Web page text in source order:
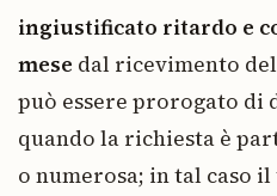
ingiustificato ritardo e
mese dal ricevimento
può essere prorogato di
quando la richiesta è
o numerosa; in tal caso